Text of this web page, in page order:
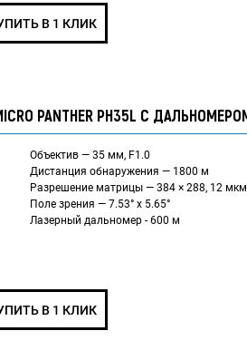
В 1 КЛИК
PANTHER PH35L С
Объектив — 35 мм, F1.0
Дистанция обнаружения — 1800 м
Разрешение матрицы — 384 × 288, 12 мкм
Поле зрения — 7.53° x 5.65°
Лазерный дальномер - 600 м
В 1 КЛИК